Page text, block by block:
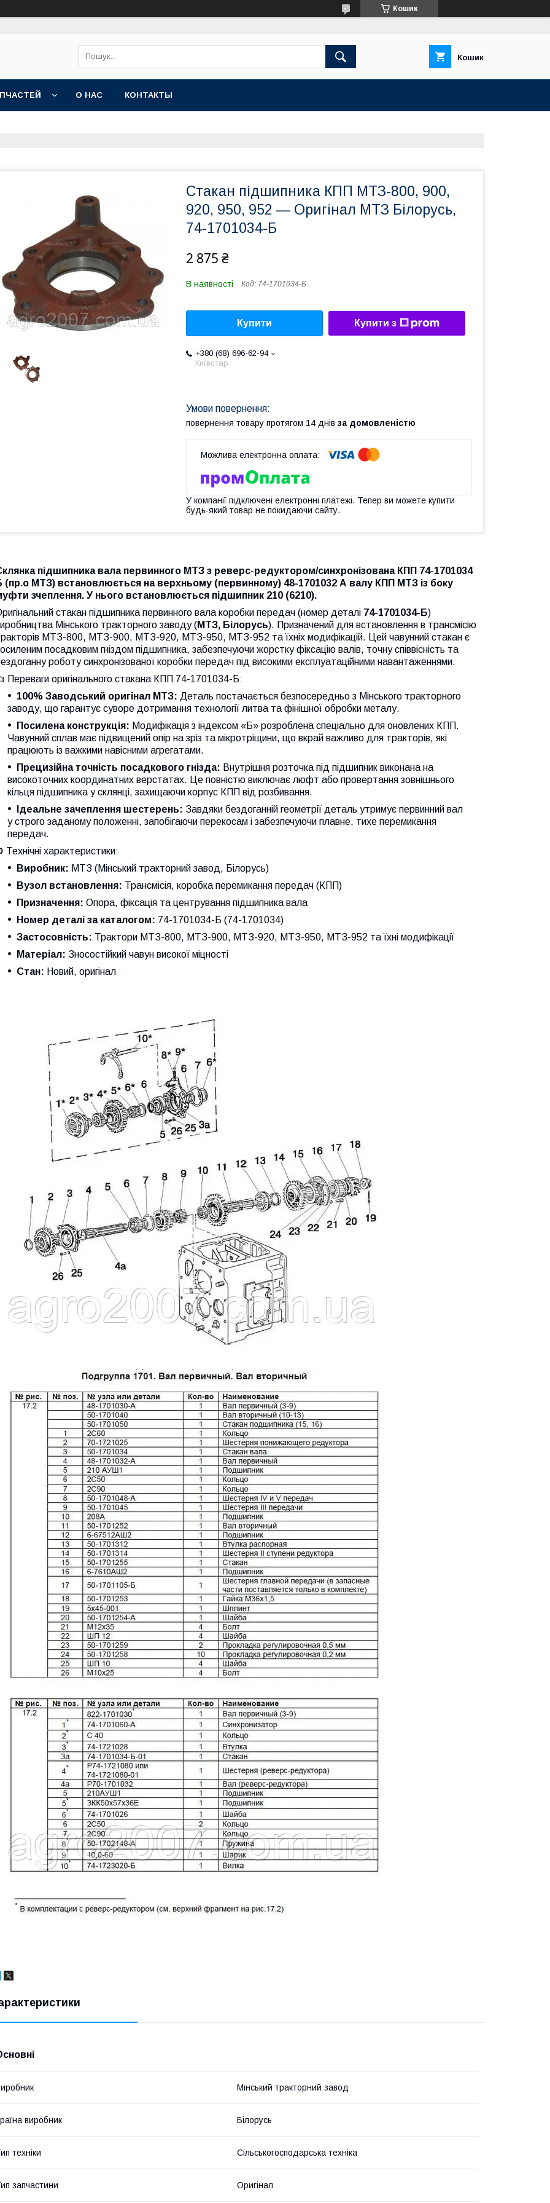
Кошик
Кошик
О НАС КОНТАКТЫ
Стакан підшипника КПП МТЗ-800, 900,
920, 950, 952 — Оригінал МТЗ Білорусь,
74-1701034-Б
2 875 ₴
В наявності Код: 74-1701034-Б
Купити Купити з
+380 (68) 696-62-94
Київстар
повернення товару протягом 14 днів за домовленістю
У компанії підключені електронні платежі. Тепер ви можете купити
будь-який товар не покидаючи сайту.
підшипника вала первинного МТЗ з реверс-редуктором/синхронізована КПП 74-1701034
(пр.о МТЗ) встановлюється на верхньому (первинному) 48-1701032 А валу КПП МТЗ із боку
зчеплення. У нього встановлюється підшипник 210 (6210).
стакан підшипника первинного вала коробки передач (номер деталі 74-1701034-Б)
Мінського тракторного заводу (МТЗ, Білорусь). Призначений для встановлення в трансмісію
МТЗ-800, МТЗ-900, МТЗ-920, МТЗ-950, МТЗ-952 та їхніх модифікацій. Цей чавунний стакан є
посадковим гніздом підшипника, забезпечуючи жорстку фіксацію валів, точну співвісність та
роботу синхронізованої коробки передач під високими експлуатаційними навантаженнями.
Переваги оригінального стакана КПП 74-1701034-Б:
100% Заводський оригінал МТЗ: Деталь постачається безпосередньо з Мінського тракторного
заводу, що гарантує суворе дотримання технології литва та фінішної обробки металу.
Посилена конструкція: Модифікація з індексом «Б» розроблена спеціально для оновлених КПП.
Чавунний сплав має підвищений опір на зріз та мікротріщини, що вкрай важливо для тракторів, які
працюють із важкими навісними агрегатами.
Прецизійна точність посадкового гнізда: Внутрішня розточка під підшипник виконана на
високоточних координатних верстатах. Це повністю виключає люфт або провертання зовнішнього
кільця підшипника у склянці, захищаючи корпус КПП від розбивання.
Ідеальне зачеплення шестерень: Завдяки бездоганній геометрії деталь утримує первинний вал
у строго заданому положенні, запобігаючи перекосам і забезпечуючи плавне, тихе перемикання
передач.
Технічні характеристики:
Виробник: МТЗ (Мінський тракторний завод, Білорусь)
Вузол встановлення: Трансмісія, коробка перемикання передач (КПП)
Призначення: Опора, фіксація та центрування підшипника вала
Номер деталі за каталогом: 74-1701034-Б (74-1701034)
Застосовність: Трактори МТЗ-800, МТЗ-900, МТЗ-920, МТЗ-950, МТЗ-952 та їхні модифікації
Матеріал: Зносостійкий чавун високої міцності
Стан: Новий, оригінал
Мінський тракторний завод
виробник Білорусь
техніки Сільськогосподарська техніка
запчастини Оригінал